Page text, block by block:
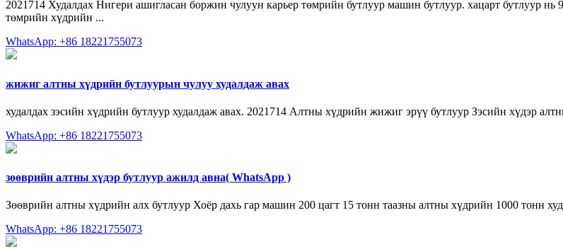
2021714 Худалдах Нигери ашигласан боржин чулуун карьер төмрийн бутлуур машин бутлуур. хацарт бутлуур
төмрийн хүдрийн ...
WhatsApp: +86 18221755073
жижиг алтны хүдрийн бутлуурын чулуу худалдаж авах
худалдах зэсийн хүдрийн бутлуур худалдаж авах. 2021714 Алтны хүдрийн жижиг эрүү бутлуур Зэсийн хүдэр
WhatsApp: +86 18221755073
зөөврийн алтны хүдэр бутлуур ажилд авна( WhatsApp )
Зөөврийн алтны хүдрийн алх бутлуур Хоёр дахь гар машин 200 цагт 15 тонн таазны алтны хүдрийн 1000 тонн
WhatsApp: +86 18221755073